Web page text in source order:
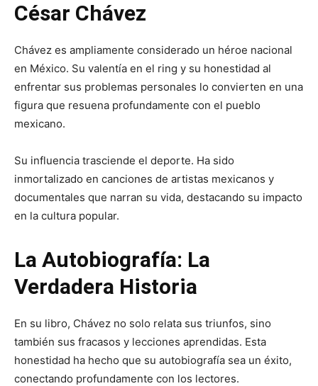
César Chávez
Chávez es ampliamente considerado un héroe nacional
en México. Su valentía en el ring y su honestidad al
enfrentar sus problemas personales lo convierten en una
figura que resuena profundamente con el pueblo
mexicano.
Su influencia trasciende el deporte. Ha sido
inmortalizado en canciones de artistas mexicanos y
documentales que narran su vida, destacando su impacto
en la cultura popular.
La Autobiografía: La
Verdadera Historia
En su libro, Chávez no solo relata sus triunfos, sino
también sus fracasos y lecciones aprendidas. Esta
honestidad ha hecho que su autobiografía sea un éxito,
conectando profundamente con los lectores.